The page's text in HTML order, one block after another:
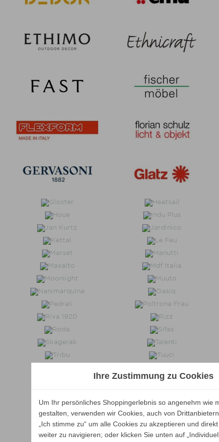
Ihre Zustimmung zu Cookies
Um Ihr persönliches Shoppingerlebnis so angenehm wie
gestalten, verwenden wir Cookies, auch von
„Ich stimme zu“ um alle Cookies zu akzeptieren und
weiter zu navigieren; oder klicken Sie unten auf